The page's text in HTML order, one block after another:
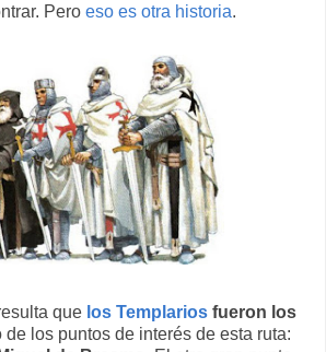
Pero eso es otra historia.
que los Templarios fueron los
de los puntos de interés de esta ruta: